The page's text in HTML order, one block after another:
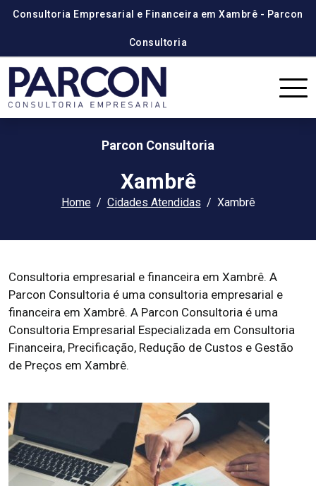
Consultoria Empresarial e Financeira em Xambrê - Parcon
Consultoria
Parcon Consultoria
Xambrê
Home Cidades Atendidas Xambrê
Consultoria empresarial e financeira em Xambrê. A
Parcon Consultoria é uma consultoria empresarial e
financeira em Xambrê. A Parcon Consultoria é uma
Consultoria Empresarial Especializada em Consultoria
Financeira, Precificação, Redução de Custos e Gestão
de Preços em Xambrê.